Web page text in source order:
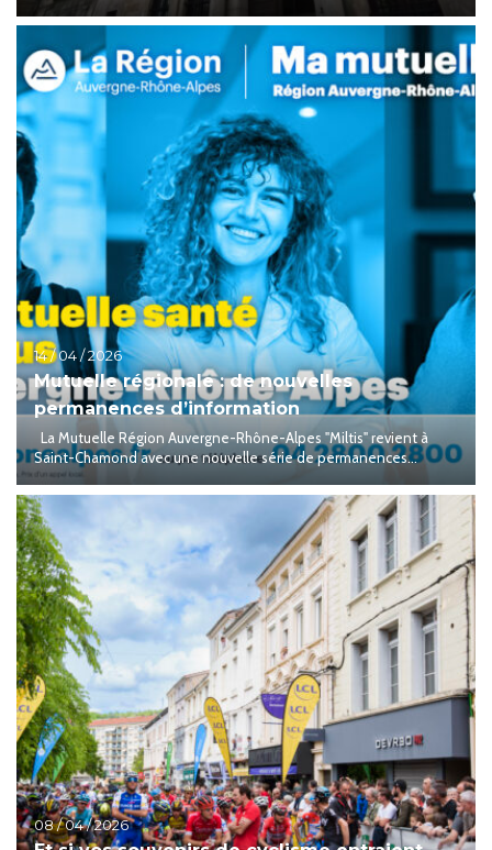
14 / 04 / 2026
Mutuelle régionale : de nouvelles
permanences d’information
La Mutuelle Région Auvergne-Rhône-Alpes "Miltis" revient à
Saint-Chamond avec une nouvelle série de permanences...
08 / 04 / 2026